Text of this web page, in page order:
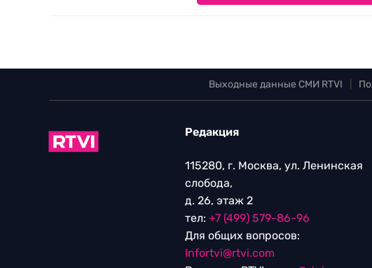
Выходные данные СМИ RTVI
Редакция
115280, г. Москва, ул. Ленинская
слобода,
д. 26, этаж 2
тел: +7 (499) 579-86-96
Для общих вопросов:
Infortvi@rtvi.com